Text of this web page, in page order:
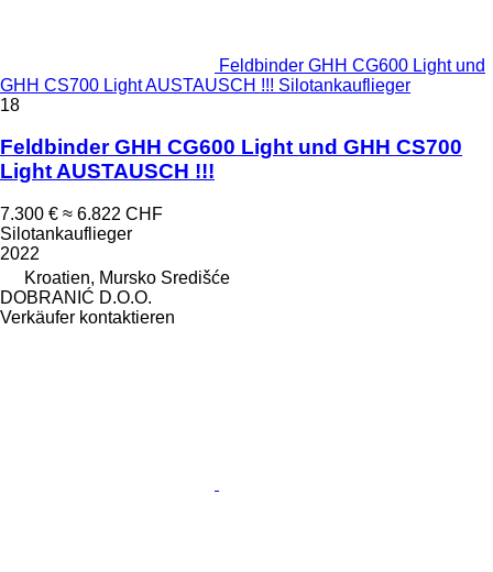
Feldbinder GHH CG600 Light und
GHH CS700 Light AUSTAUSCH !!! Silotankauflieger
18
Feldbinder GHH CG600 Light und GHH CS700
Light AUSTAUSCH !!!
7.300 € ≈ 6.822 CHF
Silotankauflieger
2022
Kroatien, Mursko Središće
DOBRANIĆ D.O.O.
Verkäufer kontaktieren